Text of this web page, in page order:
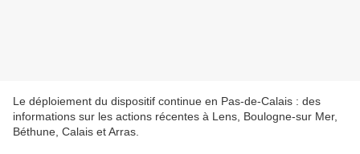
Le déploiement du dispositif continue en Pas-de-Calais : des
informations sur les actions récentes à Lens, Boulogne-sur Mer,
Béthune, Calais et Arras.